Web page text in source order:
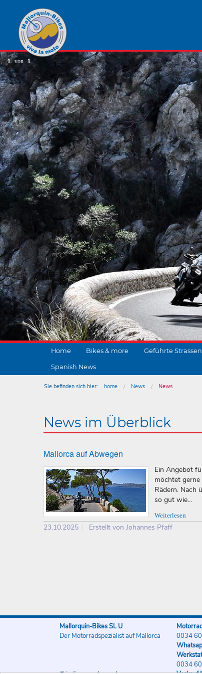
1 von 1
Home Bikes & more Geführte
Spanish News
Sie befinden sich hier: home News
News
News im Überblick
Mallorca auf Abwegen
Ein Angebot
möchtet
Rädern. Nach
so gut wie...
Weiterlesen
23.10.2025 Erstellt von Johannes Pfaff
Mallorquin-Bikes SL U
Der Motorradspezialist auf Mallorca
0034
0034